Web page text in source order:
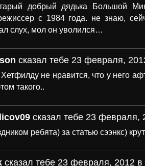
добрый дядька Большой
с 1984 года. не знаю,
слух, мол он уволился…
сказал тебе 23 февраля,
не нравится, что у него
такого..
сказал тебе 23 февраля,
ребята) за статью сээнкс)
сказал тебе 23 февраля, 2012 в